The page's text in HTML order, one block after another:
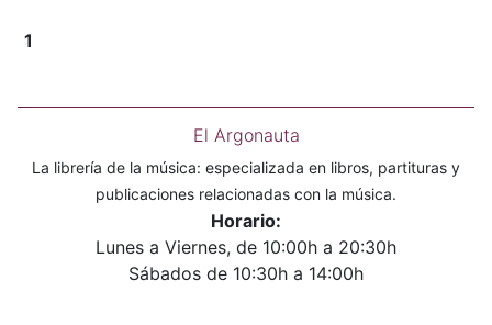
1
El Argonauta
La librería de la música: especializada en libros, partituras y
publicaciones relacionadas con la música.
Horario:
Lunes a Viernes, de 10:00h a 20:30h
Sábados de 10:30h a 14:00h